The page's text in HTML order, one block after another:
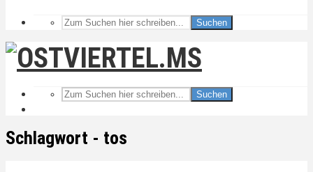
Suchen
Suchen
Schlagwort - tos